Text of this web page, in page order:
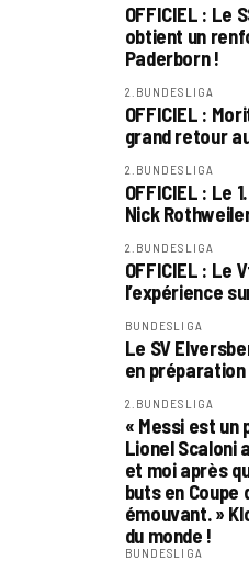
OFFICIEL : Le
obtient un
Paderborn !
2.BUNDESLIGA
OFFICIEL :
grand retour
2.BUNDESLIGA
OFFICIEL : Le
Nick
2.BUNDESLIGA
OFFICIEL : Le
l’expérience
BUNDESLIGA
Le SV
en préparation
2.BUNDESLIGA
« Messi est un
Lionel Scaloni
et moi après
buts en Coupe
émouvant. »
du monde !
BUNDESLIGA